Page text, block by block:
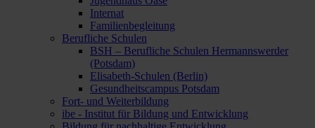
Internat
Familienbegleitung
Berufliche Schulen
BSH – Berufliche Schulen Hermannswerder
(Potsdam)
Elisabeth-Schulen (Berlin)
Gesundheitscampus Potsdam
Fort- und Weiterbildung
ibe - Institut für Bildung und Entwicklung